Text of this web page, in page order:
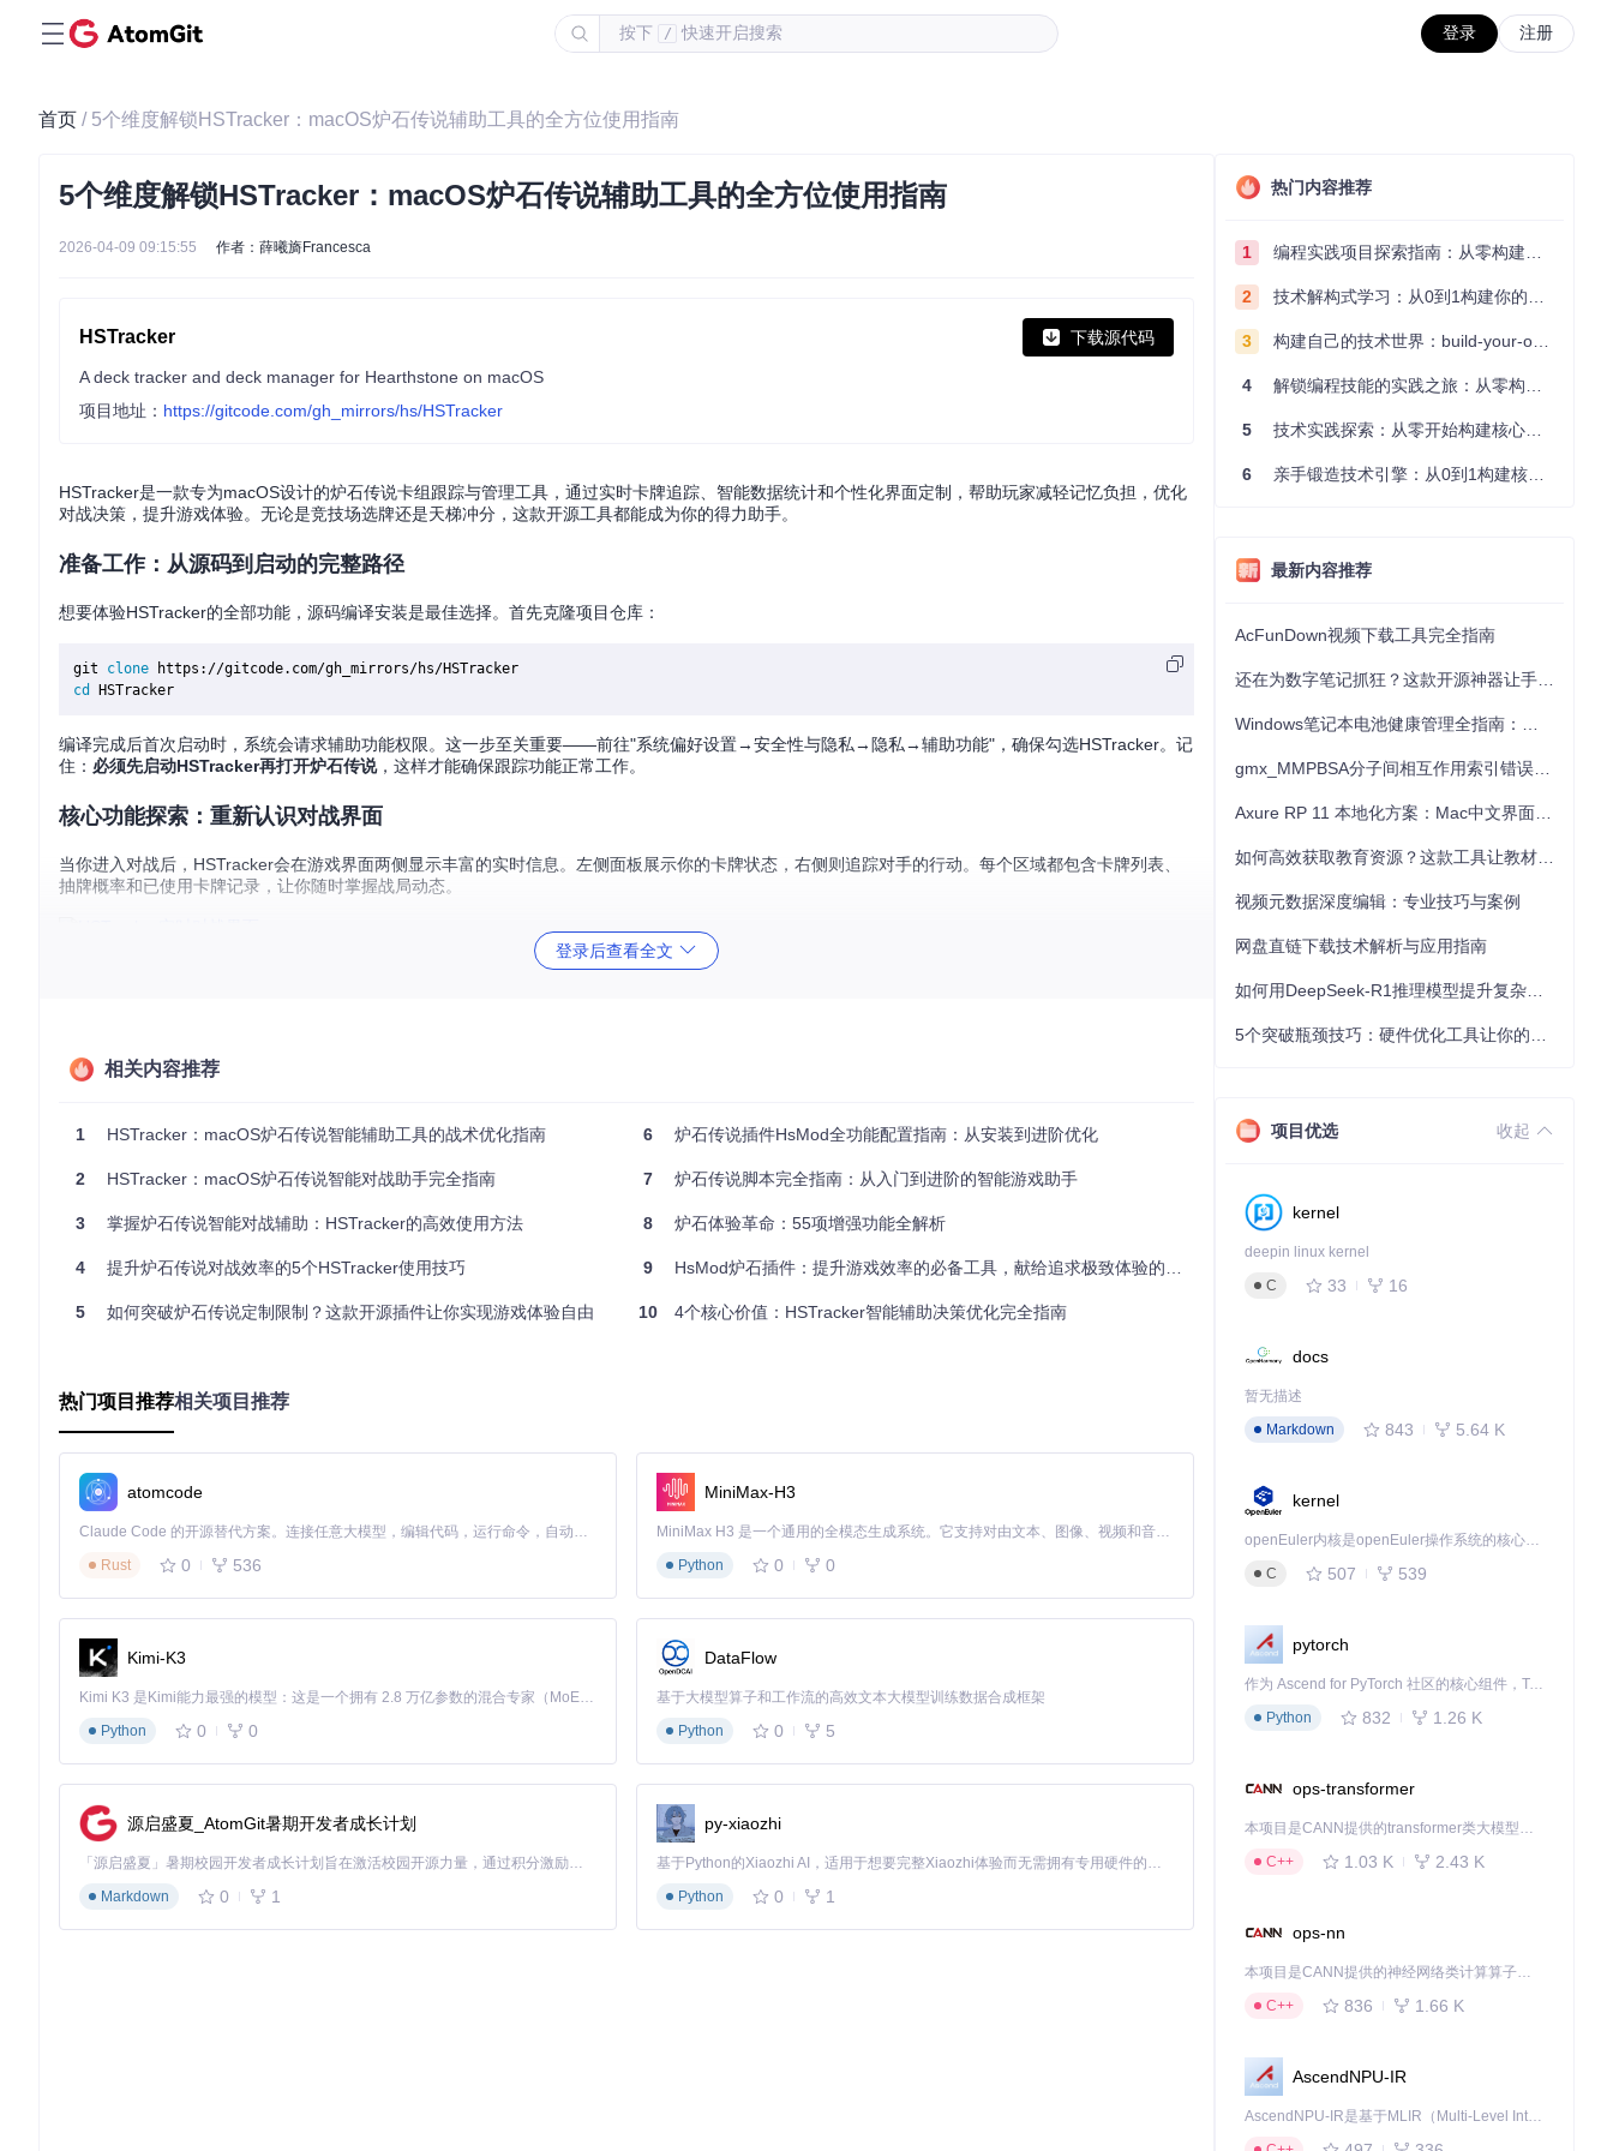
按下 / 快速开启搜索 登录 注册
首页 / 5个维度解锁HSTracker：macOS炉石传说辅助工具的全方位使用指南
5个维度解锁HSTracker：macOS炉石传说辅助工具的全方位使用指南
2026-04-09 09:15:55 作者：薛曦旖Francesca
HSTracker 下载源代码
A deck tracker and deck manager for Hearthstone on macOS
项目地址： https://gitcode.com/gh_mirrors/hs/HSTracker
HSTracker是一款专为macOS设计的炉石传说卡组跟踪与管理工具，通过实时卡牌追踪、智能数据统计和个性化界面定制，帮助玩家减轻记忆负担，优化
对战决策，提升游戏体验。无论是竞技场选牌还是天梯冲分，这款开源工具都能成为你的得力助手。
准备工作：从源码到启动的完整路径
想要体验HSTracker的全部功能，源码编译安装是最佳选择。首先克隆项目仓库：
git clone
cd
编译完成后首次启动时，系统会请求辅助功能权限。这一步至关重要——前往"系统偏好设置→安全性与隐私→隐私→辅助功能"，确保勾选HSTracker。记
住： 必须先启动HSTracker再打开炉石传说，这样才能确保跟踪功能正常工作。
核心功能探索：重新认识对战界面
当你进入对战后，HSTracker会在游戏界面两侧显示丰富的实时信息。左侧面板展示你的卡牌状态，右侧则追踪对手的行动。每个区域都包含卡牌列表、
抽牌概率和已使用卡牌记录，让你随时掌握战局动态。
HSTracker实时对战界面，显示双方卡牌状态、抽牌概率和关键对战数据
HSTracker的卡组管理器让你能够轻松创建、编辑和组织多个卡组。界面左侧是卡组列表，中间是卡牌编辑区，右侧则提供实时统计数据。你可以通过拖
HSTracker卡组管理器界面，支持卡组编辑、分类管理和数据统计
尝试这样做：创建一个标准模式的牧师卡组，观察费用曲线是否合理。如果发现在3费阶段存在缺口，你会选择添加哪些卡牌来弥补？
场景化应用指南：不同模式下的使用策略
竞技场模式：优化选牌决策
天梯对战：实时局势分析
率，帮助你决定是进攻还是防守。
休闲模式：卡组测试与优化
个性化配置：打造你的专属辅助界面
HSTracker提供了丰富的自定义选项，让你可以根据个人习惯调整界面：
透明度调节
：根据游戏场景选择合适的透明度，建议在对战时使用50%透明度，既不影响游戏画面，又能清晰查看数据。
快捷键设置
：为常用功能设置快捷键，如Command+H隐藏/显示跟踪器，Command+S保存对战记录。
进阶技巧：释放工具全部潜力
HSReplay.net数据同步
登录后查看全文
相关内容推荐
1 HSTracker：macOS炉石传说智能辅助工具的战术优化指南
2 HSTracker：macOS炉石传说智能对战助手完全指南
3 掌握炉石传说智能对战辅助：HSTracker的高效使用方法
4 提升炉石传说对战效率的5个HSTracker使用技巧
5 如何突破炉石传说定制限制？这款开源插件让你实现游戏体验自由
6 炉石传说插件HsMod全功能配置指南：从安装到进阶优化
7 炉石传说脚本完全指南：从入门到进阶的智能游戏助手
8 炉石体验革命：55项增强功能全解析
9 HsMod炉石插件：提升游戏效率的必备工具，献给追求极致体验的炉石玩家
10 4个核心价值：HSTracker智能辅助决策优化完全指南
热门项目推荐相关项目推荐
atomcode
Claude Code 的开源替代方案。连接任意大模型，编辑代码，运行命令，自动验证 — 全自动执行。用 Rust 构建，极致性能。 ｜ An open-source alternative to Claude Code. Connect any LLM, edit code, run commands, and verify changes — autonomously. Built in Rust for speed. Get Started
Rust
0 536
MiniMax-H3
MiniMax H3 是一个通用的全模态生成系统。它支持对由文本、图像、视频和音频组成的多模态上下文进行统一理解，并能生成分辨率高达 2K、时长可达 15 秒的带原生立体声音频的视频。得益于面向任务泛化的系统设计，H3 在预训练阶段就已具备广泛的多模态上下文理解与生成能力，能够出色地执行复杂的多模态指令。
Python
0 0
Kimi-K3
Kimi K3 是Kimi能力最强的模型：这是一个拥有 2.8 万亿参数的混合专家（MoE）模型，具备原生视觉理解能力，并支持 100 万 token 的上下文窗口。
Python
0 0
DataFlow
基于大模型算子和工作流的高效文本大模型训练数据合成框架
Python
0 5
源启盛夏_AtomGit暑期开发者成长计划
「源启盛夏」暑期校园开发者成长计划旨在激活校园开源力量，通过积分激励、认证扶持、资源倾斜等形式，引导高校组织和开发者完成「入驻 — 建项目 — 做贡献 — 获认证 — 得资源」的完整闭环。无论你是想带领社团入驻平台的组织者，还是希望用代码贡献证明自己的开发者，都能在这里找到属于你的成长路径。
Markdown
0 1
py-xiaozhi
基于Python的Xiaozhi AI，适用于想要完整Xiaozhi体验而无需拥有专用硬件的用户。
Python
0 1
热门内容推荐
1 编程实践项目探索指南：从零构建技术能力体系
2 技术解构式学习：从0到1构建你的编程知识体系
3 构建自己的技术世界：build-your-own-x项目的实践探索指南
4 解锁编程技能的实践之旅：从零构建你的技术世界
5 技术实践探索：从零开始构建核心系统的实践指南
6 亲手锻造技术引擎：从0到1构建核心系统的实践指南
最新内容推荐
AcFunDown视频下载工具完全指南
视频元数据深度编辑：专业技巧与案例
网盘直链下载技术解析与应用指南
项目优选 收起
kernel
deepin linux kernel
C
33 16
docs
暂无描述
Markdown
843 5.64 K
kernel
openEuler内核是openEuler操作系统的核心，既是系统性能与稳定性的基石，也是连接处理器、设备与服务的桥梁。
C
507 539
pytorch
作为 Ascend for PyTorch 社区的核心组件，TorchNPU 是昇腾专为 PyTorch 打造的深度学习适配插件，使 PyTorch 框架能够直接调用昇腾 NPU，为开发者提供昇腾 AI 处理器的超强算力。
Python
832 1.26 K
ops-transformer
本项目是CANN提供的transformer类大模型算子库，实现网络在NPU上加速计算。
C++
1.03 K 2.43 K
ops-nn
本项目是CANN提供的神经网络类计算算子库，实现网络在NPU上加速计算。
C++
836 1.66 K
AscendNPU-IR
AscendNPU-IR是基于MLIR（Multi-Level Intermediate Representation）构建的，面向昇腾亲和算子编译时使用的中间表示，提供昇腾完备表达能力，通过编译优化提升昇腾AI处理器计算效率，支持通过生态框架使能昇腾AI处理器与深度调优